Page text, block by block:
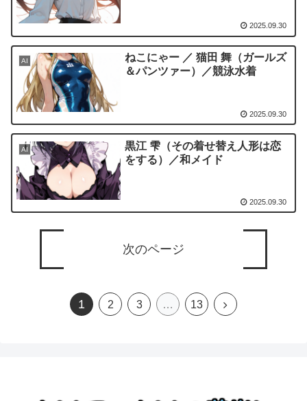
2025.09.30
AI
ねこにゃー ／ 猫田 舞（ガールズ
＆パンツァー）／競泳水着
2025.09.30
AI
黒江 雫（その着せ替え人形は恋
をする）／和メイド
2025.09.30
次のページ
1 2 3 … 13